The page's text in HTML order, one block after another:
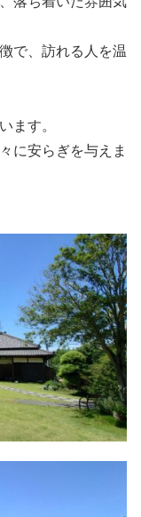
で、訪れる人を温
ます。
に安らぎを与えま